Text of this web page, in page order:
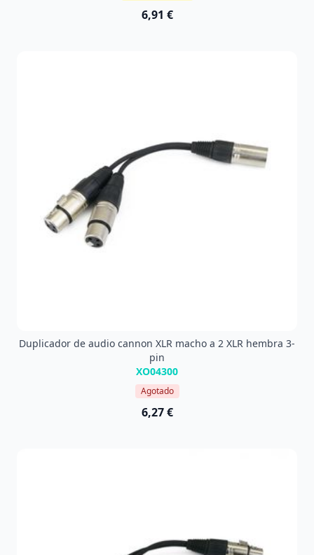
6,91 €
Duplicador de audio cannon XLR macho a 2 XLR hembra 3-
pin
XO04300
Agotado
6,27 €